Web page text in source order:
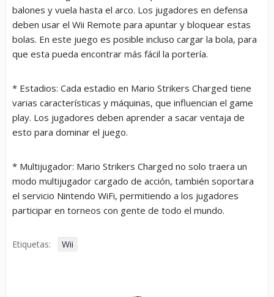
balones y vuela hasta el arco. Los jugadores en defensa
deben usar el Wii Remote para apuntar y bloquear estas
bolas. En este juego es posible incluso cargar la bola, para
que esta pueda encontrar más fácil la portería.
* Estadios: Cada estadio en Mario Strikers Charged tiene
varias características y máquinas, que influencian el game
play. Los jugadores deben aprender a sacar ventaja de
esto para dominar el juego.
* Multijugador: Mario Strikers Charged no solo traera un
modo multijugador cargado de acción, también soportara
el servicio Nintendo WiFi, permitiendo a los jugadores
participar en torneos con gente de todo el mundo.
Etiquetas: Wii